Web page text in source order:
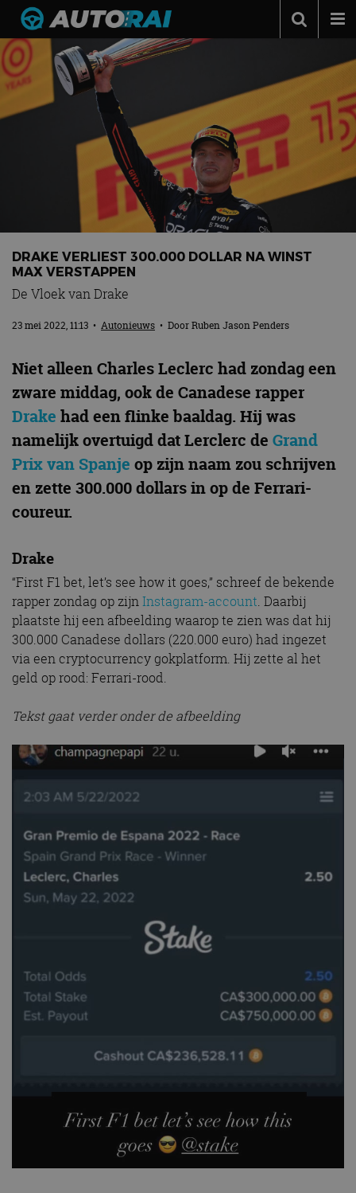
Autonieuws
Podcast
Autotests
Automerken
Adverteren
MotorRAI.nl
DRAKE VERLIEST 300.000 DOLLAR NA WINST
MAX VERSTAPPEN
De Vloek van Drake
23 mei 2022, 11:13 • Autonieuws • DoorRuben Jason Penders
Niet alleen Charles Leclerc had zondag een
zware middag, ook de Canadese rapper
Drake had een flinke baaldag. Hij was
namelijk overtuigd dat Lerclerc de Grand
Prix van Spanje op zijn naam zou schrijven
en zette 300.000 dollars in op de Ferrari-
coureur.
Drake
“First F1 bet, let’s see how it goes,” schreef de bekende
rapper zondag op zijnInstagram-account. Daarbij
plaatste hij een afbeelding waarop te zien was dat hij
300.000 Canadese dollars (220.000 euro) had ingezet
via een cryptocurrency gokplatform. Hij zette al het
geld op rood: Ferrari-rood.
Tekst gaat verder onder de afbeelding